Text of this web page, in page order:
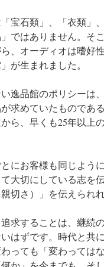
宝石類」、「衣類」
ではありません。そ
ら、オーディオは嗜
が生まれました。
逸品館のポリシーは
求めていたものであ
ら、早くも25年以上
にお客様も同じよう
大切にしている志を
切さ）」を伝えられ
求することは、継続
はずです。時代と共
っても「変わっては